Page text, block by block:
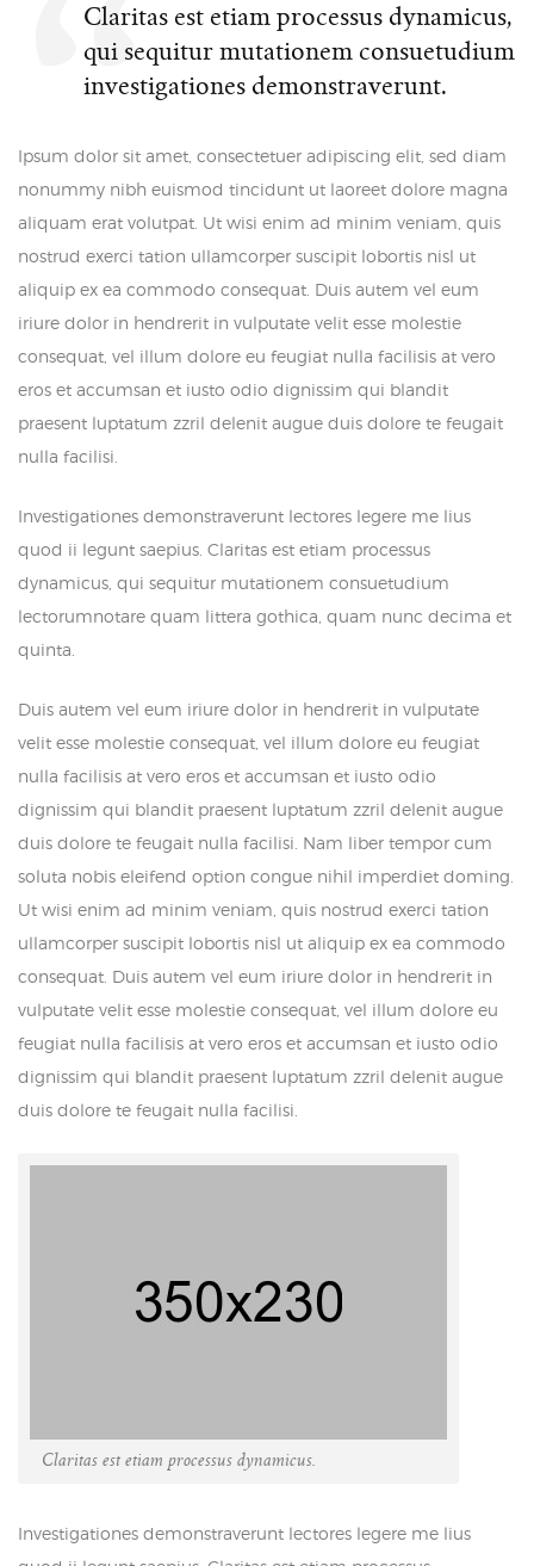
Claritas est etiam processus dynamicus,
qui sequitur mutationem consuetudium
investigationes demonstraverunt.
Ipsum dolor sit amet, consectetuer adipiscing elit, sed diam
nonummy nibh euismod tincidunt ut laoreet dolore magna
aliquam erat volutpat. Ut wisi enim ad minim veniam, quis
nostrud exerci tation ullamcorper suscipit lobortis nisl ut
aliquip ex ea commodo consequat. Duis autem vel eum
iriure dolor in hendrerit in vulputate velit esse molestie
consequat, vel illum dolore eu feugiat nulla facilisis at vero
eros et accumsan et iusto odio dignissim qui blandit
praesent luptatum zzril delenit augue duis dolore te feugait
nulla facilisi.
Investigationes demonstraverunt lectores legere me lius
quod ii legunt saepius. Claritas est etiam processus
dynamicus, qui sequitur mutationem consuetudium
lectorumnotare quam littera gothica, quam nunc decima et
quinta.
Duis autem vel eum iriure dolor in hendrerit in vulputate
velit esse molestie consequat, vel illum dolore eu feugiat
nulla facilisis at vero eros et accumsan et iusto odio
dignissim qui blandit praesent luptatum zzril delenit augue
duis dolore te feugait nulla facilisi. Nam liber tempor cum
soluta nobis eleifend option congue nihil imperdiet doming.
Ut wisi enim ad minim veniam, quis nostrud exerci tation
ullamcorper suscipit lobortis nisl ut aliquip ex ea commodo
consequat. Duis autem vel eum iriure dolor in hendrerit in
vulputate velit esse molestie consequat, vel illum dolore eu
feugiat nulla facilisis at vero eros et accumsan et iusto odio
dignissim qui blandit praesent luptatum zzril delenit augue
duis dolore te feugait nulla facilisi.
Claritas est etiam processus dynamicus.
Investigationes demonstraverunt lectores legere me lius